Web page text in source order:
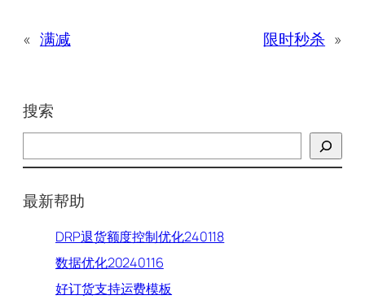
« 满减 限时秒杀 »
搜索
索
最新帮助
DRP退货额度控制优化240118
数据优化20240116
好订货支持运费模板